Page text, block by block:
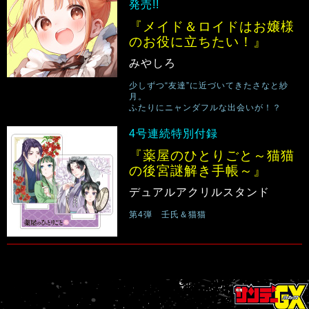
発売!!
『メイド＆ロイドはお嬢様
のお役に立ちたい！』
みやしろ
少しずつ“友達”に近づいてきたさなと紗
月。
ふたりにニャンダフルな出会いが！？
4号連続特別付録
『薬屋のひとりごと～猫猫
の後宮謎解き手帳～』
デュアルアクリルスタンド
第4弾 壬氏＆猫猫